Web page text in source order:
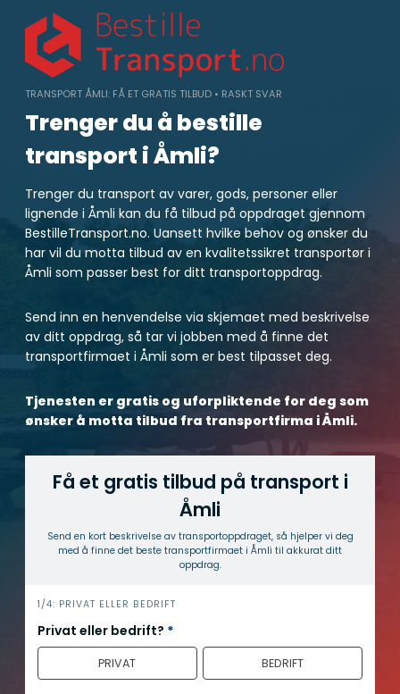
content
TRANSPORT ÅMLI: FÅ ET GRATIS TILBUD • RASKT SVAR
Trenger du å bestille
transport i Åmli?
Trenger du transport av varer, gods, personer eller
lignende i Åmli kan du få tilbud på oppdraget gjennom
BestilleTransport.no. Uansett hvilke behov og ønsker du
har vil du motta tilbud av en kvalitetssikret transportør i
Åmli som passer best for ditt transportoppdrag.
Send inn en henvendelse via skjemaet med beskrivelse
av ditt oppdrag, så tar vi jobben med å finne det
transportfirmaet i Åmli som er best tilpasset deg.
Tjenesten er gratis og uforpliktende for deg som
ønsker å motta tilbud fra transportfirma i Åmli.
Få et gratis tilbud på transport i
Åmli
Send en kort beskrivelse av transport­oppdraget, så hjelper vi deg
med å finne det beste transport­firmaet i Åmli til akkurat ditt
oppdrag.
h
e
r
1/4: PRIVAT ELLER BEDRIFT
Privat eller bedrift? *
PRIVAT BEDRIFT